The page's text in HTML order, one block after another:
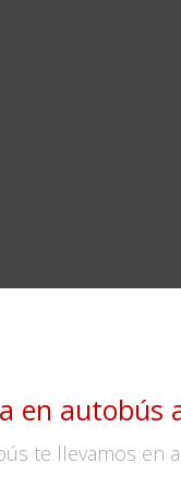
en autobús
te llevamos en